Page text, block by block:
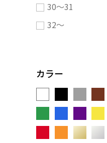
30～31
32～
カラー